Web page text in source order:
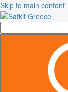
Skip to main content